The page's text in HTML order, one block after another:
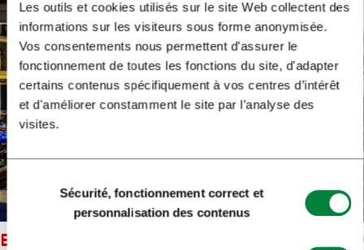
Les outils et cookies utilisés sur le site Web collectent des
informations sur les visiteurs sous forme anonymisée.
Vos consentements nous permettent d'assurer le
fonctionnement de toutes les fonctions du site, d'adapter
certains contenus spécifiquement à vos centres d’intérêt
et d'améliorer constamment le site par l’analyse des
visites.
Sélection
du
consentement
Sécurité, fonctionnement correct et
personnalisation des contenus
BAR KLJUKEC